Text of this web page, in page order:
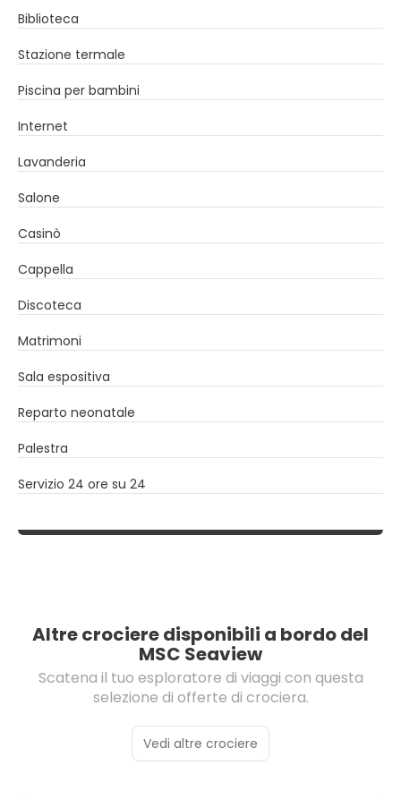
Biblioteca
Stazione termale
Piscina per bambini
Internet
Lavanderia
Salone
Casinò
Cappella
Discoteca
Matrimoni
Sala espositiva
Reparto neonatale
Palestra
Servizio 24 ore su 24
Altre crociere disponibili a bordo del
MSC Seaview
Scatena il tuo esploratore di viaggi con questa
selezione di offerte di crociera.
Vedi altre crociere